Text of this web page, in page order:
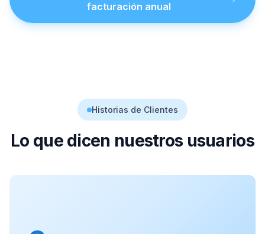
facturación anual
Historias de Clientes
Lo que dicen nuestros usuarios